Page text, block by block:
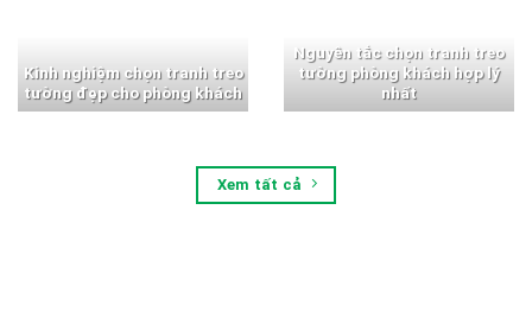
Kinh nghiệm chọn tranh treo
tường đẹp cho phòng khách
Nguyên tắc chọn tranh treo
tường phòng khách hợp lý
nhất
Xem tất cả